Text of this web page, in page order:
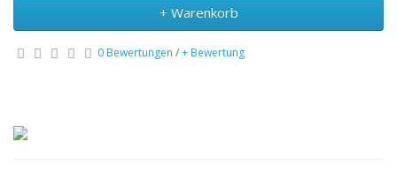
+ Warenkorb
0 Bewertungen /+ Bewertung